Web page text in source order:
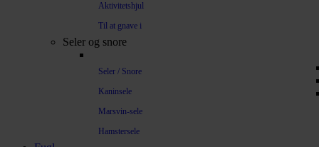
Aktivitetshjul
Til at gnave i
Seler og snore
Seler / Snore
Kaninsele
Marsvin-sele
Hamstersele